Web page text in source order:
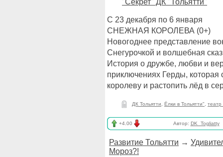
"Секрет" ДК "Тольятти"
С 23 декабря по 6 января
СНЕЖНАЯ КОРОЛЕВА (0+)
Новогоднее представление
Снегурочкой и волшебная
История о дружбе, любви и
приключениях Герды,
королеву и растопить лёд в
ДК Тольятти Ёлки в Тольятти" театр
+4.00 Автор: DK_Togliatty
Развитие Тольятти →
Мороз?!